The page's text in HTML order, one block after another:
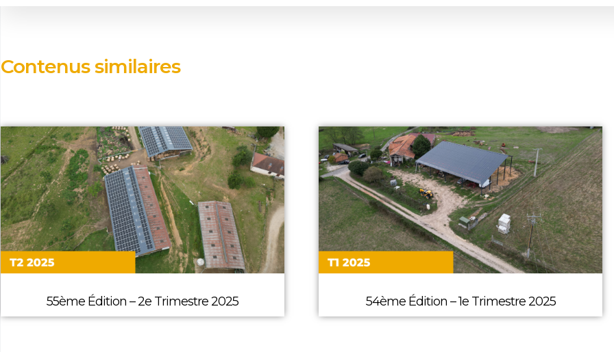
Contenus similaires
55ème Édition – 2e Trimestre 2025 54ème Édition – 1e Trimestre 2025